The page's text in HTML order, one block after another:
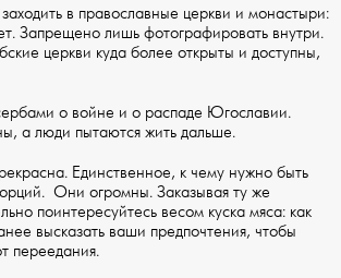
в православные церкви и монастыри:
Запрещено лишь фотографировать внутри.
церкви куда более открыты и доступны,
о войне и о распаде Югославии.
а люди пытаются жить дальше.
Единственное, к чему нужно быть
Они огромны. Заказывая ту же
поинтересуйтесь весом куска мяса: как
высказать ваши предпочтения, чтобы
переедания.